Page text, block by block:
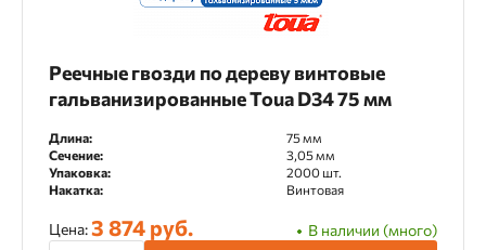
Реечные гвозди по дереву винтовые
гальванизированные Toua D34 75 мм
Длина:
75 мм
Сечение:
3,05 мм
Упаковка:
2000 шт.
Накатка:
Винтовая
Цена:3 874 руб.
В наличии (много)